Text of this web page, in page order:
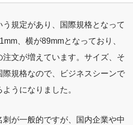
規定があり、国際規格となって
、横が89mmとなっており、
文が増えています。サイズ、そ
際規格なので、ビジネスシーンで
うになりました。
が一般的ですが、国内企業や中